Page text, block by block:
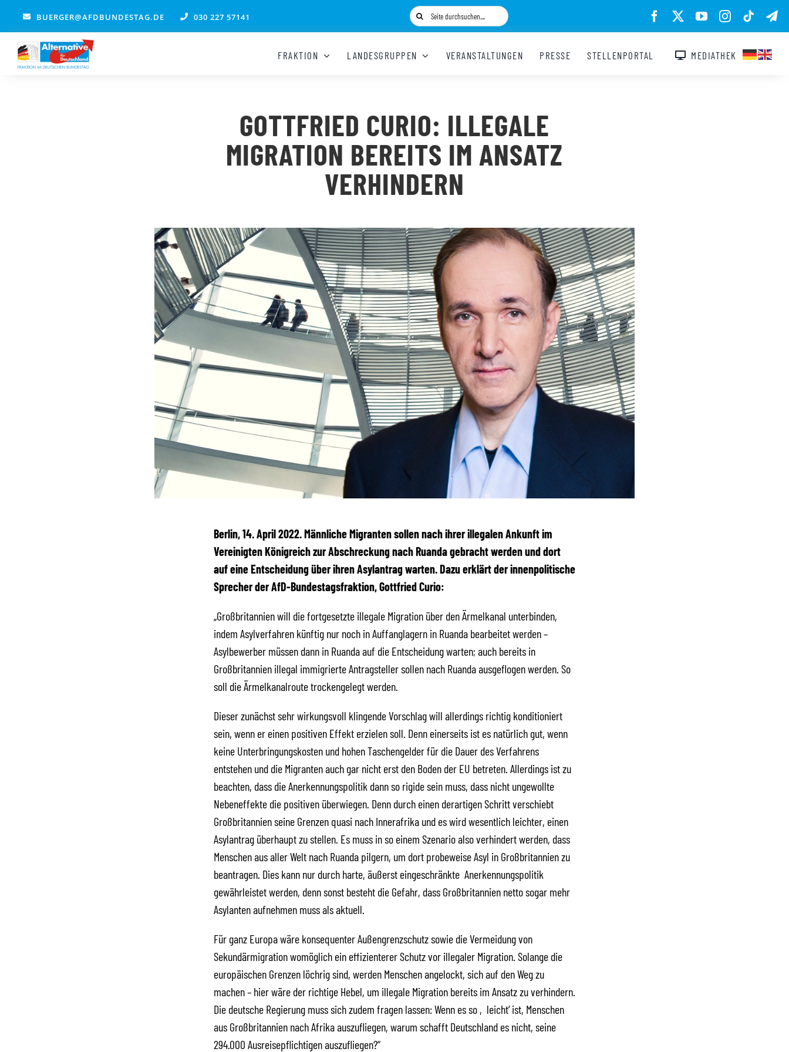
springen
BUERGER@AFDBUNDESTAG.DE 030 227 57141
Suche
nach:
FRAKTION LANDESGRUPPEN VERANSTALTUNGEN PRESSE STELLENPORTAL MEDIATHEK
GOTTFRIED CURIO: ILLEGALE
MIGRATION BEREITS IM ANSATZ
VERHINDERN
Berlin, 14. April 2022.Männliche Migranten sollen nach ihrer illegalen Ankunft im
Vereinigten Königreich zur Abschreckung nach Ruanda gebracht werden und dort
auf eine Entscheidung über ihren Asylantrag warten. Dazu erklärt der innenpolitische
Sprecher der AfD-Bundestagsfraktion, Gottfried Curio:
„Großbritannien will die fortgesetzte illegale Migration über den Ärmelkanal unterbinden,
indem Asylverfahren künftig nur noch in Auffanglagern in Ruanda bearbeitet werden –
Asylbewerber müssen dann in Ruanda auf die Entscheidung warten; auch bereits in
Großbritannien illegal immigrierte Antragsteller sollen nach Ruanda ausgeflogen werden. So
soll die Ärmelkanalroute trockengelegt werden.
Dieser zunächst sehr wirkungsvoll klingende Vorschlag will allerdings richtig konditioniert
sein, wenn er einen positiven Effekt erzielen soll. Denn einerseits ist es natürlich gut, wenn
keine Unterbringungskosten und hohen Taschengelder für die Dauer des Verfahrens
entstehen und die Migranten auch gar nicht erst den Boden der EU betreten. Allerdings ist zu
beachten, dass die Anerkennungspolitik dann so rigide sein muss, dass nicht ungewollte
Nebeneffekte die positiven überwiegen. Denn durch einen derartigen Schritt verschiebt
Großbritannien seine Grenzen quasi nach Innerafrika und es wird wesentlich leichter, einen
Asylantrag überhaupt zu stellen. Es muss in so einem Szenario also verhindert werden, dass
Menschen aus aller Welt nach Ruanda pilgern, um dort probeweise Asyl in Großbritannien zu
beantragen. Dies kann nur durch harte, äußerst eingeschränkte Anerkennungspolitik
gewährleistet werden, denn sonst besteht die Gefahr, dass Großbritannien netto sogar mehr
Asylanten aufnehmen muss als aktuell.
Für ganz Europa wäre konsequenter Außengrenzschutz sowie die Vermeidung von
Sekundärmigration womöglich ein effizienterer Schutz vor illegaler Migration. Solange die
europäischen Grenzen löchrig sind, werden Menschen angelockt, sich auf den Weg zu
machen – hier wäre der richtige Hebel, um illegale Migration bereits im Ansatz zu verhindern.
Die deutsche Regierung muss sich zudem fragen lassen: Wenn es so ‚leicht‘ ist, Menschen
aus Großbritannien nach Afrika auszufliegen, warum schafft Deutschland es nicht, seine
294.000 Ausreisepflichtigen auszufliegen?“